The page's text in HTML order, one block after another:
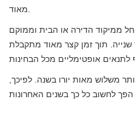
ממיקוד הדירה או הבית וממוקם
שנייה. תוך זמן קצר מאוד מתקבלת
משלוש מאות יורו בשנה. לפיכך,